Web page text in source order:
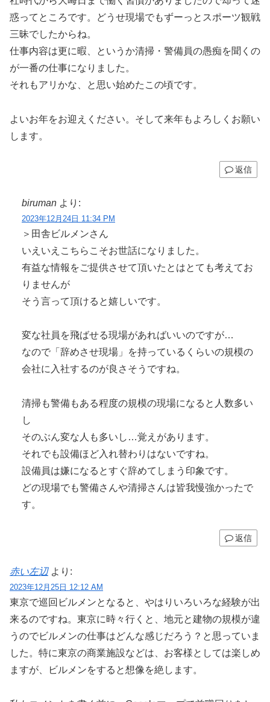
惑ってところです。どうせ現場でもずーっとスポーツ観戦
三昧でしたからね。
仕事内容は更に暇、というか清掃・警備員の愚痴を聞くの
が一番の仕事になりました。
それもアリかな、と思い始めたこの頃です。
よいお年をお迎えください。そして来年もよろしくお願い
します。
返信
biruman より:
2023年12月24日 11:34 PM
＞田舎ビルメンさん
いえいえこちらこそお世話になりました。
有益な情報をご提供させて頂いたとはとても考えてお
りませんが
そう言って頂けると嬉しいです。
変な社員を飛ばせる現場があればいいのですが…
なので「辞めさせ現場」を持っているくらいの規模の
会社に入社するのが良さそうですね。
清掃も警備もある程度の規模の現場になると人数多い
し
そのぶん変な人も多いし…覚えがあります。
それでも設備ほど入れ替わりはないですね。
設備員は嫌になるとすぐ辞めてしまう印象です。
どの現場でも警備さんや清掃さんは皆我慢強かったで
す。
返信
赤い左辺 より:
2023年12月25日 12:12 AM
東京で巡回ビルメンとなると、やはりいろいろな経験が出
来るのですね。東京に時々行くと、地元と建物の規模が違
うのでビルメンの仕事はどんな感じだろう？と思っていま
した。特に東京の商業施設などは、お客様としては楽しめ
ますが、ビルメンをすると想像を絶します。